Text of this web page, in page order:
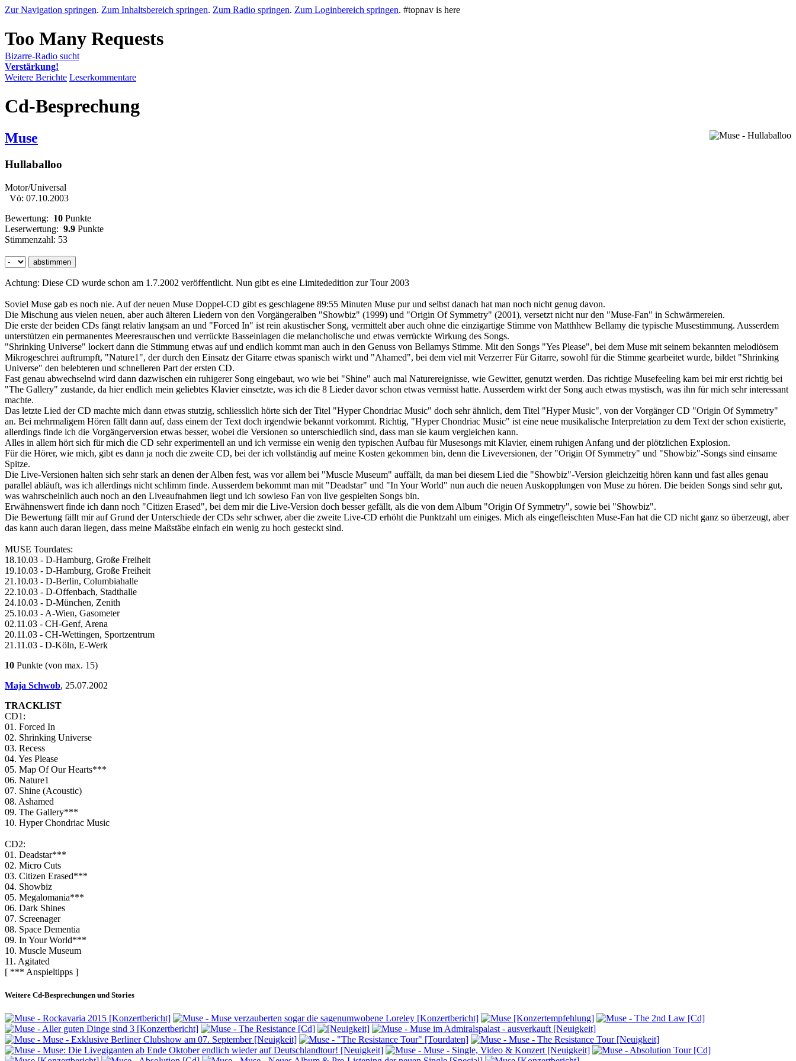
Zur Navigation springen. Zum Inhaltsbereich springen. Zum Radio springen. Zum Loginbereich springen. #topnav is here
Bizarre-Radio sucht
Verstärkung!
Weitere Berichte Leserkommentare
Cd-Besprechung
Muse
Hullaballoo
Motor/Universal
Vö: 07.10.2003
Bewertung: 10 Punkte
Leserwertung: 9.9 Punkte
Stimmenzahl: 53
Achtung: Diese CD wurde schon am 1.7.2002 veröffentlicht. Nun gibt es eine Limitededition zur Tour 2003
Soviel Muse gab es noch nie. Auf der neuen Muse Doppel-CD gibt es geschlagene 89:55 Minuten Muse pur und selbst danach hat man noch nicht genug davon.
Die Mischung aus vielen neuen, aber auch älteren Liedern von den Vorgängeralben "Showbiz" (1999) und "Origin Of Symmetry" (2001), versetzt nicht nur den "Muse-Fan" in Schwärmereien.
Die erste der beiden CDs fängt relativ langsam an und "Forced In" ist rein akustischer Song, vermittelt aber auch ohne die einzigartige Stimme von Matthhew Bellamy die typische Musestimmung. Ausserdem
unterstützen ein permanentes Meeresrauschen und verrückte Basseinlagen die melancholische und etwas verrückte Wirkung des Songs.
"Shrinking Universe" lockert dann die Stimmung etwas auf und endlich kommt man auch in den Genuss von Bellamys Stimme. Mit den Songs "Yes Please", bei dem Muse mit seinem bekannten melodiösem
Mikrogeschrei auftrumpft, "Nature1", der durch den Einsatz der Gitarre etwas spanisch wirkt und "Ahamed", bei dem viel mit Verzerrer Für Gitarre, sowohl für die Stimme gearbeitet wurde, bildet "Shrinking
Universe" den belebteren und schnelleren Part der ersten CD.
Fast genau abwechselnd wird dann dazwischen ein ruhigerer Song eingebaut, wo wie bei "Shine" auch mal Naturereignisse, wie Gewitter, genutzt werden. Das richtige Musefeeling kam bei mir erst richtig bei
"The Gallery" zustande, da hier endlich mein geliebtes Klavier einsetzte, was ich die 8 Lieder davor schon etwas vermisst hatte. Ausserdem wirkt der Song auch etwas mystisch, was ihn für mich sehr interessant
machte.
Das letzte Lied der CD machte mich dann etwas stutzig, schliesslich hörte sich der Titel "Hyper Chondriac Music" doch sehr ähnlich, dem Titel "Hyper Music", von der Vorgänger CD "Origin Of Symmetry"
an. Bei mehrmaligem Hören fällt dann auf, dass einem der Text doch irgendwie bekannt vorkommt. Richtig, "Hyper Chondriac Music" ist eine neue musikalische Interpretation zu dem Text der schon existierte,
allerdings finde ich die Vorgängerversion etwas besser, wobei die Versionen so unterschiedlich sind, dass man sie kaum vergleichen kann.
Alles in allem hört sich für mich die CD sehr experimentell an und ich vermisse ein wenig den typischen Aufbau für Musesongs mit Klavier, einem ruhigen Anfang und der plötzlichen Explosion.
Für die Hörer, wie mich, gibt es dann ja noch die zweite CD, bei der ich vollständig auf meine Kosten gekommen bin, denn die Liveversionen, der "Origin Of Symmetry" und "Showbiz"-Songs sind einsame
Spitze.
Die Live-Versionen halten sich sehr stark an denen der Alben fest, was vor allem bei "Muscle Museum" auffällt, da man bei diesem Lied die "Showbiz"-Version gleichzeitig hören kann und fast alles genau
parallel abläuft, was ich allerdings nicht schlimm finde. Ausserdem bekommt man mit "Deadstar" und "In Your World" nun auch die neuen Auskopplungen von Muse zu hören. Die beiden Songs sind sehr gut,
was wahrscheinlich auch noch an den Liveaufnahmen liegt und ich sowieso Fan von live gespielten Songs bin.
Erwähnenswert finde ich dann noch "Citizen Erased", bei dem mir die Live-Version doch besser gefällt, als die von dem Album "Origin Of Symmetry", sowie bei "Showbiz".
Die Bewertung fällt mir auf Grund der Unterschiede der CDs sehr schwer, aber die zweite Live-CD erhöht die Punktzahl um einiges. Mich als eingefleischten Muse-Fan hat die CD nicht ganz so überzeugt, aber
das kann auch daran liegen, dass meine Maßstäbe einfach ein wenig zu hoch gesteckt sind.
MUSE Tourdates:
18.10.03 - D-Hamburg, Große Freiheit
19.10.03 - D-Hamburg, Große Freiheit
21.10.03 - D-Berlin, Columbiahalle
22.10.03 - D-Offenbach, Stadthalle
24.10.03 - D-München, Zenith
25.10.03 - A-Wien, Gasometer
02.11.03 - CH-Genf, Arena
20.11.03 - CH-Wettingen, Sportzentrum
21.11.03 - D-Köln, E-Werk
10 Punkte (von max. 15)
Maja Schwob, 25.07.2002
TRACKLIST
CD1:
01. Forced In
02. Shrinking Universe
03. Recess
04. Yes Please
05. Map Of Our Hearts***
06. Nature1
07. Shine (Acoustic)
08. Ashamed
09. The Gallery***
10. Hyper Chondriac Music
CD2:
01. Deadstar***
02. Micro Cuts
03. Citizen Erased***
04. Showbiz
05. Megalomania***
06. Dark Shines
07. Screenager
08. Space Dementia
09. In Your World***
10. Muscle Museum
11. Agitated
[ *** Anspieltipps ]
Weitere Cd-Besprechungen und Stories